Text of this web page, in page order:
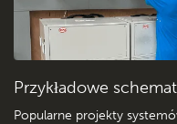
Przykładowe
Popularne projekty